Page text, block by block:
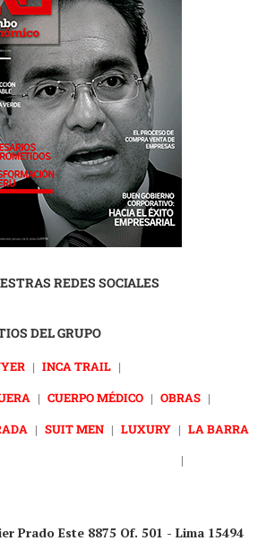
REDES SOCIALES
DEL GRUPO
| INCA TRAIL |
| CUERPO MÉDICO | OBRAS |
| SUIT MEN | LUXURY | LA BARRA
|
Prado Este 8875 Of. 501 - Lima 15494